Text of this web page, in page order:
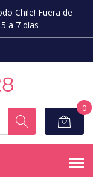
Chile! Fuera de
a 7 días
0